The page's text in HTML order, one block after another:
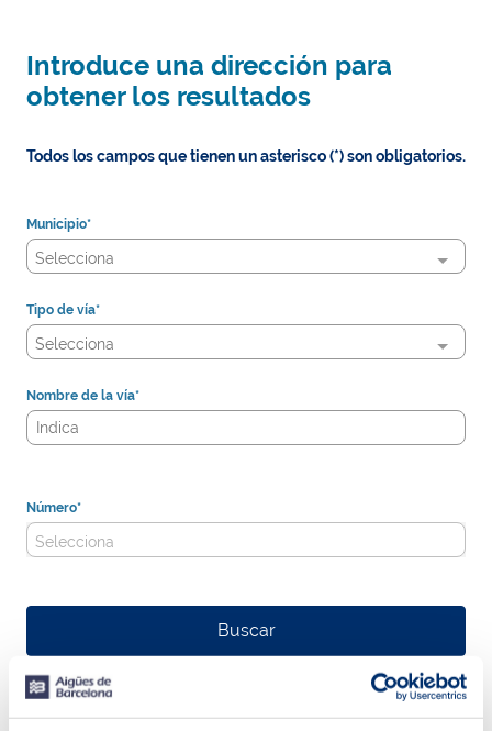
Introduce una dirección para
obtener los resultados
Todos los campos que tienen un asterisco (*) son obligatorios.
Municipio*
Selecciona
Tipo de vía*
Selecciona
Nombre de la vía*
Número*
Selecciona
Buscar